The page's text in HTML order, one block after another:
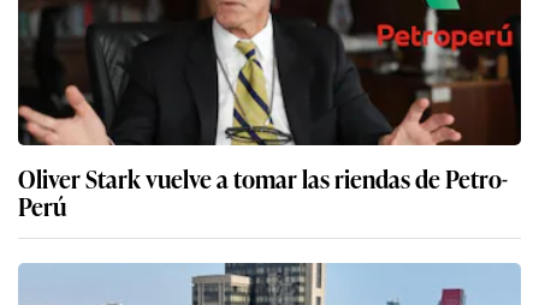
Oliver Stark vuelve a tomar las riendas de Petro-
Perú